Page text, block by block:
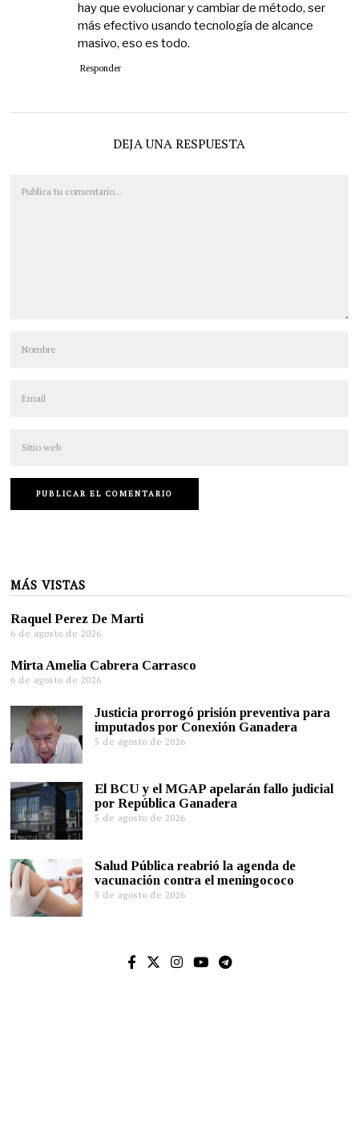
hay que evolucionar y cambiar de método, ser
más efectivo usando tecnología de alcance
masivo, eso es todo.
Responder
DEJA UNA RESPUESTA
MÁS VISTAS
Raquel Perez De Marti
6 de agosto de 2026
Mirta Amelia Cabrera Carrasco
6 de agosto de 2026
Justicia prorrogó prisión preventiva para
imputados por Conexión Ganadera
5 de agosto de 2026
El BCU y el MGAP apelarán fallo judicial
por República Ganadera
5 de agosto de 2026
Salud Pública reabrió la agenda de
vacunación contra el meningococo
5 de agosto de 2026